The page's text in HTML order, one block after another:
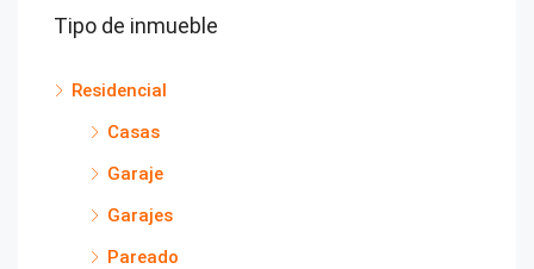
Tipo de inmueble
Residencial
Casas
Garaje
Garajes
Pareado